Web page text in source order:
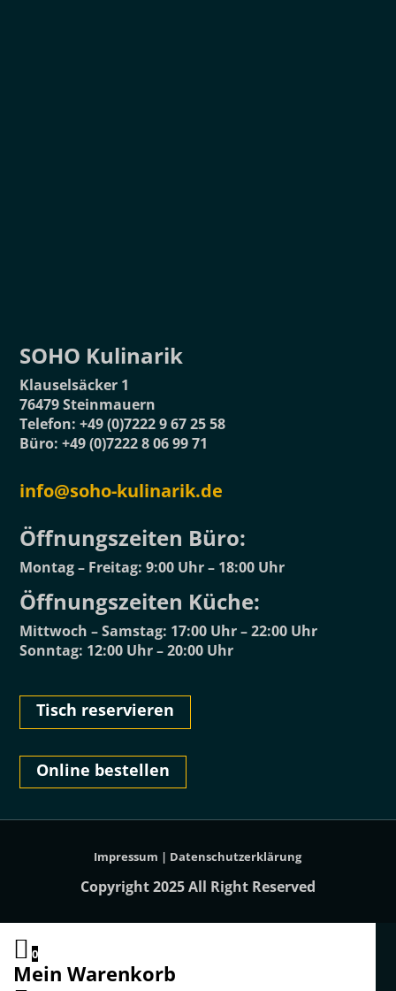
SOHO Kulinarik
Klauselsäcker 1
76479 Steinmauern
Telefon: +49 (0)7222 9 67 25 58
Büro: +49 (0)7222 8 06 99 71
info@soho-kulinarik.de
Öffnungszeiten Büro:⁣
Montag – Freitag: 9:00 Uhr – 18:00 Uhr
Öffnungszeiten Küche:
Mittwoch – Samstag: 17:00 Uhr – 22:00 Uhr
Sonntag: 12:00 Uhr – 20:00 Uhr
Tisch reservieren
Online bestellen
Impressum | Datenschutzerklärung
Copyright 2025 All Right Reserved
0
Mein Warenkorb